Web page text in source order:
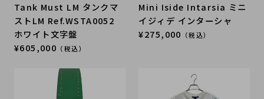
Tank Must LM タンクマ
ストLM Ref.WSTA0052
ホワイト文字盤
¥605,000 （税込）
Mini Iside Intarsia ミニ
イジィデ インターシャ
¥275,000 （税込）